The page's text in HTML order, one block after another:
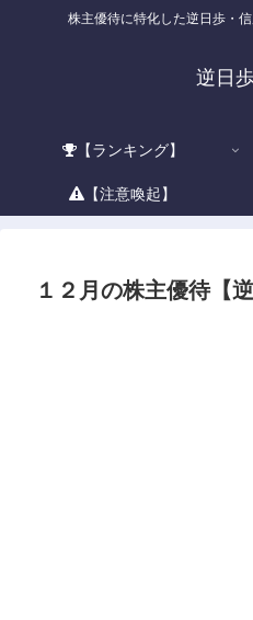
株主優待に特化した逆日歩・
逆日
【ランキング】
【注意喚起】
１２月の株主優待【